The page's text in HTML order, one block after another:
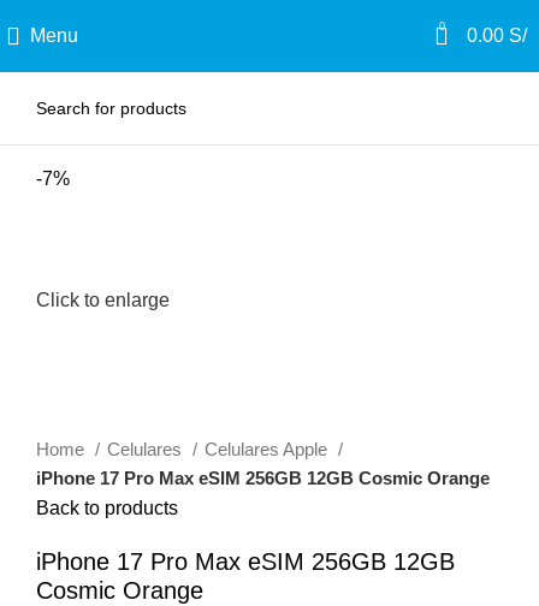
Menu 0 0.00 S/
-7%
Click to enlarge
Home Celulares
Celulares Apple
iPhone 17 Pro Max eSIM 256GB 12GB Cosmic Orange
Back to products
iPhone 17 Pro Max eSIM 256GB 12GB
Cosmic Orange